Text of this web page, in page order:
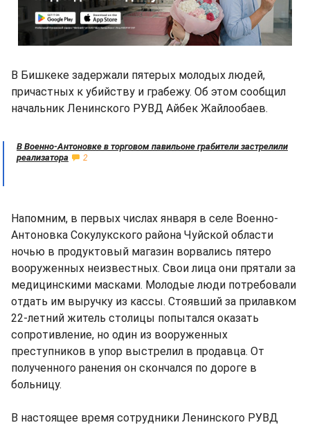
В Бишкеке задержали пятерых молодых людей,
причастных к убийству и грабежу. Об этом сообщил
начальник Ленинского РУВД Айбек Жайлообаев.
В Военно-Антоновке в торговом павильоне грабители застрелили
реализатора
2
Напомним, в первых числах января в селе Военно-
Антоновка Сокулукского района Чуйской области
ночью в продуктовый магазин ворвались пятеро
вооруженных неизвестных. Свои лица они прятали за
медицинскими масками. Молодые люди потребовали
отдать им выручку из кассы. Стоявший за прилавком
22-летний житель столицы попытался оказать
сопротивление, но один из вооруженных
преступников в упор выстрелил в продавца. От
полученного ранения он скончался по дороге в
больницу.
В настоящее время сотрудники Ленинского РУВД